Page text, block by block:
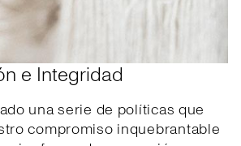
e Integridad
una serie de políticas que
compromiso inquebrantable